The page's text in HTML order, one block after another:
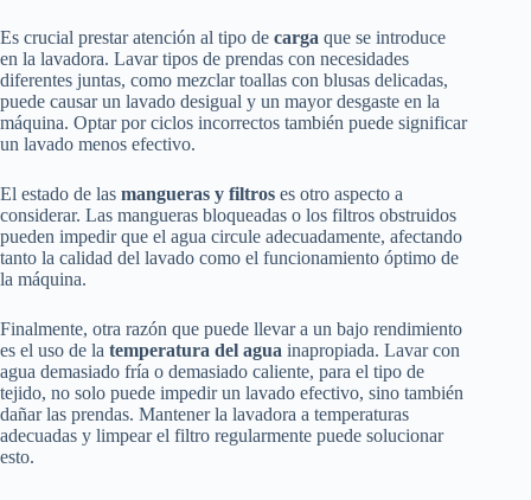
Es crucial prestar atención al tipo de carga que se introduce
en la lavadora. Lavar tipos de prendas con necesidades
diferentes juntas, como mezclar toallas con blusas delicadas,
puede causar un lavado desigual y un mayor desgaste en la
máquina. Optar por ciclos incorrectos también puede significar
un lavado menos efectivo.
El estado de las mangueras y filtros es otro aspecto a
considerar. Las mangueras bloqueadas o los filtros obstruidos
pueden impedir que el agua circule adecuadamente, afectando
tanto la calidad del lavado como el funcionamiento óptimo de
la máquina.
Finalmente, otra razón que puede llevar a un bajo rendimiento
es el uso de la temperatura del agua inapropiada. Lavar con
agua demasiado fría o demasiado caliente, para el tipo de
tejido, no solo puede impedir un lavado efectivo, sino también
dañar las prendas. Mantener la lavadora a temperaturas
adecuadas y limpear el filtro regularmente puede solucionar
esto.